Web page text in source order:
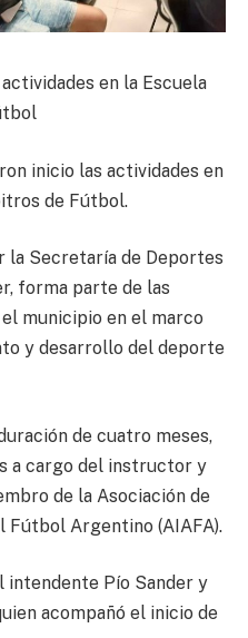
en la Escuela
inicio las actividades en
de Fútbol.
la Secretaría de Deportes
forma parte de las
municipio en el marco
y desarrollo del deporte
de cuatro meses,
a cargo del instructor y
de la Asociación de
Argentino (AIAFA).
intendente Pío Sander y
acompañó el inicio de